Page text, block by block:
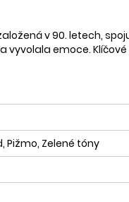
v 90. letech,
emoce.
Pižmo, Zelené tóny